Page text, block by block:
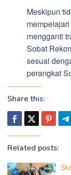
Meskipun
mengganti
Sobat
sesuai
perangkat
Share this:
Related posts: